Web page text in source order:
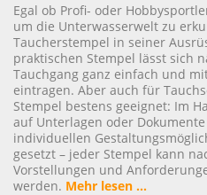
Egal ob Profi- oder
um die Unterwasserwelt zu
Taucherstempel in seiner
praktischen Stempel lässt sich
Tauchgang ganz einfach und
eintragen. Aber auch für
Stempel bestens geeignet: Im
auf Unterlagen oder
individuellen
gesetzt – jeder Stempel kann
Vorstellungen und
werden. Mehr lesen ...